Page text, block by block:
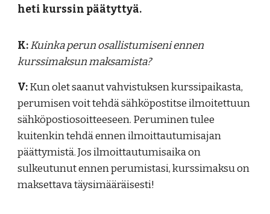
heti kurssin päätyttyä.
K:Kuinka perun osallistumiseni ennen
kurssimaksun maksamista?
V:Kun olet saanut vahvistuksen kurssipaikasta,
perumisen voit tehdä sähköpostitse ilmoitettuun
sähköpostiosoitteeseen. Peruminen tulee
kuitenkin tehdä ennen ilmoittautumisajan
päättymistä. Jos ilmoittautumisaika on
sulkeutunut ennen perumistasi, kurssimaksu on
maksettava täysimääräisesti!